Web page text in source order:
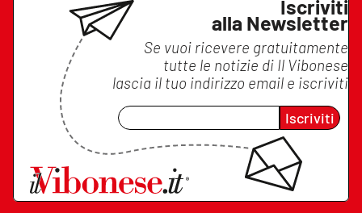
Iscriviti
alla Newsletter
Se vuoi ricevere gratuitamente
tutte le notizie di Il Vibonese
lascia il tuo indirizzo email e iscriviti
Iscriviti